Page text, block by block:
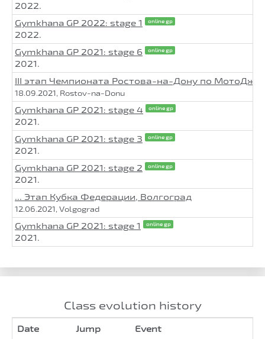
2022.
Gymkhana GP 2022: stage 1
online gp
2022.
Gymkhana GP 2021: stage 6
online gp
2021.
III этап Чемпионата Ростова-на-Дону по
18.09.2021, Rostov-na-Donu
Gymkhana GP 2021: stage 4 online gp
2021.
Gymkhana GP 2021: stage 3
online gp
2021.
Gymkhana GP 2021: stage 2
online gp
2021.
... Этап Кубка Федерации, Волгоград
12.06.2021, Volgograd
Gymkhana GP 2021: stage 1 online gp
2021.
Class evolution history
Date Jump Event